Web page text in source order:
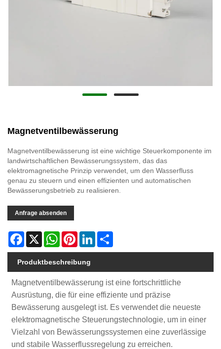
Magnetventilbewässerung
Magnetventilbewässerung ist eine wichtige Steuerkomponente im
landwirtschaftlichen Bewässerungssystem, das das
elektromagnetische Prinzip verwendet, um den Wasserfluss
genau zu steuern und einen effizienten und automatischen
Bewässerungsbetrieb zu realisieren.
Anfrage absenden
Facebook
X WhatsAppPinterestLinkedIn
Produktbeschreibung
Magnetventilbewässerung ist eine fortschrittliche
Ausrüstung, die für eine effiziente und präzise
Bewässerung ausgelegt ist. Es verwendet die neueste
elektromagnetische Steuerungstechnologie, um in einer
Vielzahl von Bewässerungssystemen eine zuverlässige
und stabile Wasserflussregelung zu erreichen.